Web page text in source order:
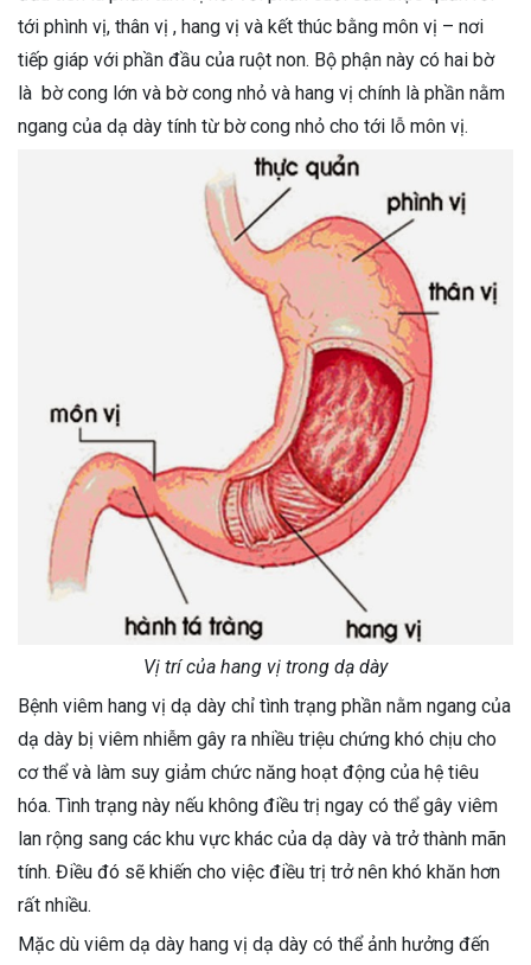
tới phình vị, thân vị , hang vị và kết thúc bằng môn vị – nơi
tiếp giáp với phần đầu của ruột non. Bộ phận này có hai bờ
là bờ cong lớn và bờ cong nhỏ và hang vị chính là phần nằm
ngang của dạ dày tính từ bờ cong nhỏ cho tới lỗ môn vị.
Vị trí của hang vị trong dạ dày
Bệnh viêm hang vị dạ dày chỉ tình trạng phần nằm ngang của
dạ dày bị viêm nhiễm gây ra nhiều triệu chứng khó chịu cho
cơ thể và làm suy giảm chức năng hoạt động của hệ tiêu
hóa. Tình trạng này nếu không điều trị ngay có thể gây viêm
lan rộng sang các khu vực khác của dạ dày và trở thành mãn
tính. Điều đó sẽ khiến cho việc điều trị trở nên khó khăn hơn
rất nhiều.
Mặc dù viêm dạ dày hang vị dạ dày có thể ảnh hưởng đến